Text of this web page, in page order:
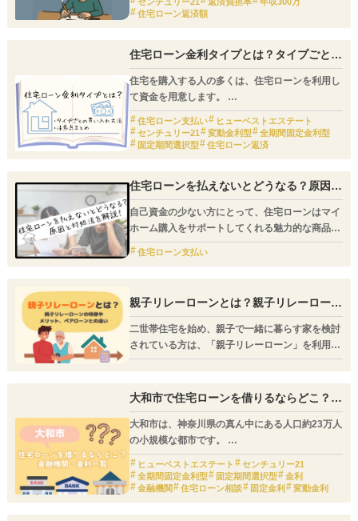
す。この方法なら、返済負担額だけではわからな
い個別の事情を反映させられるため、より現実的
に返済額がわかります。
住宅ローン返済額
住宅ローン金利タイプとは？タイプごとの
借り入れ方法・注意点まとめ
住宅を購入する人の多くは、住宅ローンを利用し
て資金を用意します。
その場合、どの金利タイプを選ぶかによって返済
の負担が大きく変わってきます。
住宅ローン支払い
ヒューベストエステート
センチュリー21
変動金利型
全期間固定金利型
固定期間選択型
住宅ローン返済
住宅ローンを払えないとどうなる？原因と
対処法をわかりやすく解説
自己資金の少ない方にとって、住宅ローンはマイ
ホーム購入をサポートしてくれる魅力的な商品で
す。
しかし、使い方を誤ると家計を圧迫して生活を苦
しめる「邪魔な存在」になることもあります。
住宅ローン支払い
親子リレーローンとは？親子リレーローン
の特徴やメリット・デメリット、ペアロー
ンとの違い
二世帯住宅を始め、親子で一緒に暮らす家を検討
されている方は、「親子リレーローン」を利用す
るのも一手です。
えない」「完済が定年後になるため将来が不安」
という親世帯の方にとって、親子リレーローンが
十二分にサポートしてくれるでしょう。
大和市で住宅ローンを借りるならどこ？大
和市内の金融機関・金利一覧
大和市は、神奈川県の真ん中にある人口約23万人
の小規模な都市です。
中心駅であるJR大和駅には、小田急小田原線や
相模鉄道本線といった複数の路線が乗り入れてお
り、どのエリアに住んでいても徒歩15分県内に駅
があるため、ベッドタウンとして人気がありま
ヒューベストエステート
センチュリー21
全期間固定金利型
固定期間選択型
金利
金融機関
住宅ローン相談 固定金利 変動金利